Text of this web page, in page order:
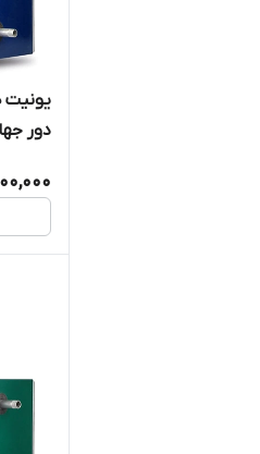
دور